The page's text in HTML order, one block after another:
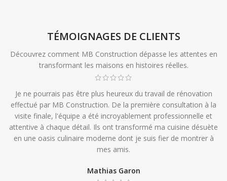
TÉMOIGNAGES DE CLIENTS
Découvrez comment MB Construction dépasse les attentes en
transformant les maisons en histoires réelles.
Je ne pourrais pas être plus heureux du travail de rénovation
effectué par MB Construction. De la première consultation à la
visite finale, l'équipe a été incroyablement professionnelle et
attentive à chaque détail. Ils ont transformé ma cuisine désuète
en une oasis culinaire moderne dont je suis fier de montrer à
mes amis.
Mathias Garon